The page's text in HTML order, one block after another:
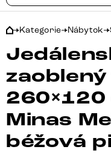
Kategorie Nábytok
Minas
béžová